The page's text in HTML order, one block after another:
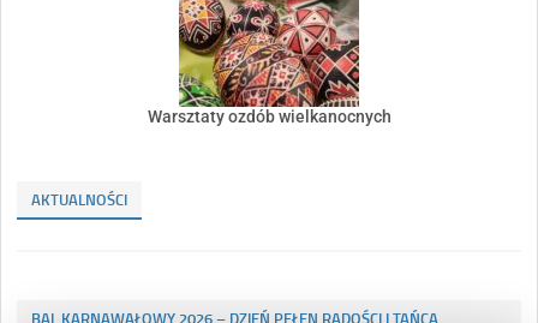
Warsztaty ozdób wielkanocnych
AKTUALNOŚCI
BAL KARNAWAŁOWY 2026 – DZIEŃ PEŁEN RADOŚCI I TAŃCA